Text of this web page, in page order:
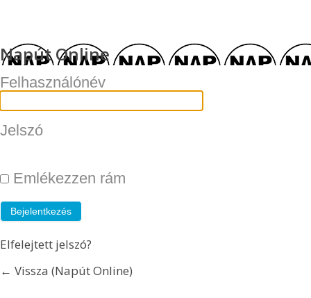
Napút Online
Felhasználónév
Jelszó
Emlékezzen rám
Elfelejtett jelszó?
← Vissza (Napút Online)